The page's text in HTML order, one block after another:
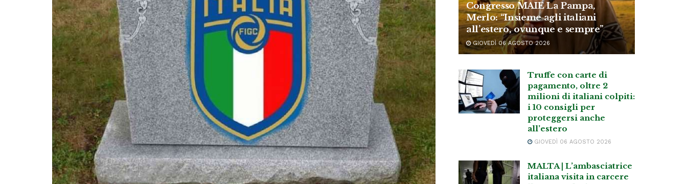
Congresso MAIE La Pampa,
Merlo: “Insieme agli italiani
all’estero, ovunque e sempre”
GIOVEDÌ 06 AGOSTO 2026
Truffe con carte di
pagamento, oltre 2
milioni di italiani colpiti:
i 10 consigli per
proteggersi anche
all’estero
GIOVEDÌ 06 AGOSTO 2026
MALTA | L’ambasciatrice
italiana visita in carcere